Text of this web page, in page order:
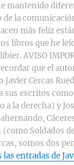
mantenido
de la
más feliz
libros que he
AVISO
que el
Javier Cercas
sus escritos como
a la derecha) y
(como Soldados
somos dos
las entradas de